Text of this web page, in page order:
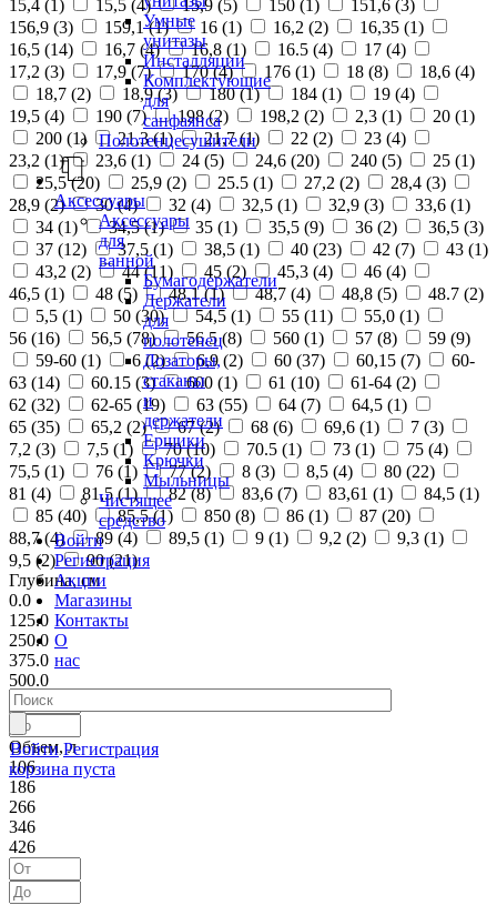
Умные
унитазы
Инсталляции
Комплектующие
для
санфаянса
Полотенцесушители
Аксессуары
Аксессуары
для
ванной
Бумагодержатели
Держатели
для
полотенец
Дозаторы,
стаканы
и
держатели
Ершики
Крючки
Мыльницы
Чистящее
средство
Войти
Регистрация
Акции
Магазины
Контакты
О
нас
Войти Регистрация
корзина пуста
15,4 (1 ) 15,5 (4) 15,9 (5) 150 (1 ) 151,6 (3)
156,9 (3) 159,1 (1) 16 (1) 16,2 (2) 16,35 (1)
16,5 (14) 16,7 (4) 16,8 (1) 16.5 (4) 17 (4)
17,2 (3) 17,9 (7) 170 (4) 176 (1) 18 (8) 18,6 (4)
18,7 (2) 18,9 (3) 180 (1) 184 (1) 19 (4)
19,5 (4) 190 (7) 198 (2) 198,2 (2) 2,3 (1) 20 (1)
200 (1) 21,3 (1) 21,7 (1) 22 (2) 23 (4)
23,2 (1) 23,6 (1) 24 (5) 24,6 (20) 240 (5) 25 (1)
25,5 (20) 25,9 (2) 25.5 (1) 27,2 (2) 28,4 (3)
28,9 (2) 30 (4) 32 (4) 32,5 (1) 32,9 (3) 33,6 (1)
34 (1) 34,5 (1) 35 (1) 35,5 (9) 36 (2) 36,5 (3)
37 (12) 37,5 (1) 38,5 (1) 40 (23) 42 (7) 43 (1)
43,2 (2) 44 (11) 45 (2) 45,3 (4) 46 (4)
46,5 (1) 48 (5) 48,1 (1) 48,7 (4) 48,8 (5) 48.7 (2)
5,5 (1) 50 (30) 54,5 (1) 55 (11) 55,0 (1)
56 (16) 56,5 (78) 56.5 (8) 560 (1) 57 (8) 59 (9)
59-60 (1) 6 (2) 6,9 (2) 60 (37) 60,15 (7)
60-
63 (14) 60.15 (3) 600 (1) 61 (10) 61-64 (2)
62 (32) 62-65 (19) 63 (55) 64 (7) 64,5 (1)
65 (35) 65,2 (2) 67 (2) 68 (6) 69,6 (1) 7 (3)
7,2 (3) 7,5 (1) 70 (10) 70.5 (1) 73 (1) 75 (4)
75,5 (1) 76 (1) 77 (2) 8 (3) 8,5 (4) 80 (22)
81 (4) 81,5 (1) 82 (8) 83,6 (7) 83,61 (1) 84,5 (1)
85 (40) 85,5 (1) 850 (8) 86 (1) 87 (20)
88,7 (4) 89 (4) 89,5 (1) 9 (1) 9,2 (2) 9,3 (1)
9,5 (2) 90 (21)
Глубина, см
0.0
125.0
250.0
375.0
500.0
Объем, л
106
186
266
346
426